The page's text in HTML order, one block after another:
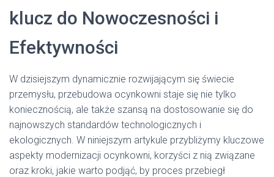
klucz do Nowoczesności i
Efektywności
W dzisiejszym dynamicznie rozwijającym się świecie
przemysłu, przebudowa ocynkowni staje się nie tylko
koniecznością, ale także szansą na dostosowanie się do
najnowszych standardów technologicznych i
ekologicznych. W niniejszym artykule przybliżymy kluczowe
aspekty modernizacji ocynkowni, korzyści z nią związane
oraz kroki, jakie warto podjąć, by proces przebiegł